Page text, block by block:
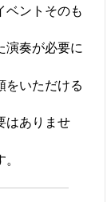
ベントそのも
演奏が必要に
をいただける
はありませ